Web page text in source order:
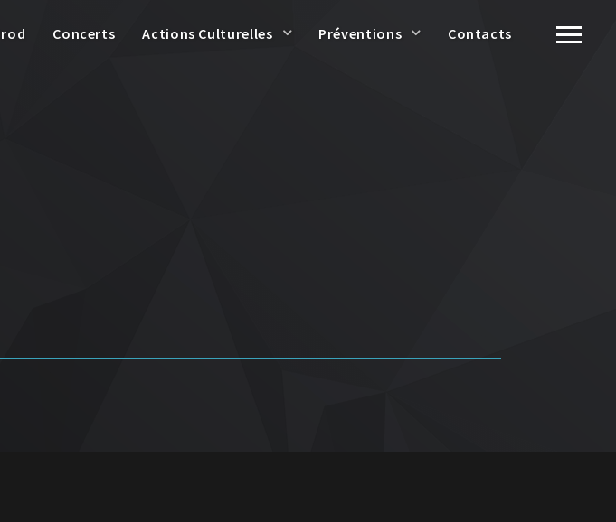
Concerts Actions Culturelles Préventions Contacts